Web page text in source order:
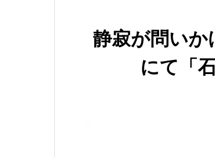
静寂が問いか
にて「